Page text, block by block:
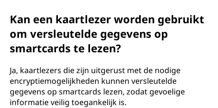
Kan een kaartlezer worden gebruikt
om versleutelde gegevens op
smartcards te lezen?
Ja, kaartlezers die zijn uitgerust met de nodige
encryptiemogelijkheden kunnen versleutelde
gegevens op smartcards lezen, zodat gevoelige
informatie veilig toegankelijk is.